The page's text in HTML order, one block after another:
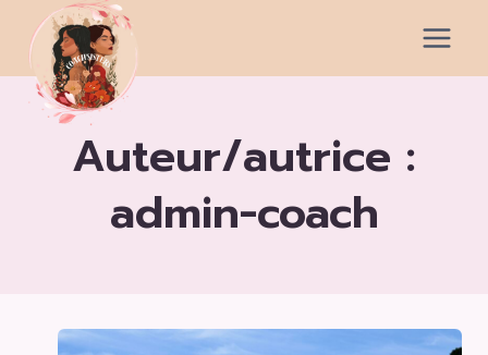
contenu
auteur/autrice :
admin-coach